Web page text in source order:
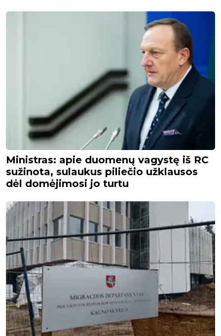
Ministras: apie duomenų vagystę iš RC
sužinota, sulaukus piliečio užklausos
dėl domėjimosi jo turtu